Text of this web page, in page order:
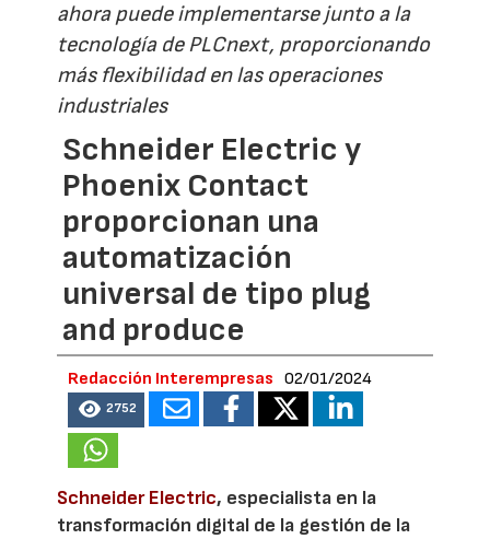
ahora puede implementarse junto a la
tecnología de PLCnext, proporcionando
más flexibilidad en las operaciones
industriales
Schneider Electric y
Phoenix Contact
proporcionan una
automatización
universal de tipo plug
and produce
Redacción Interempresas 02/01/2024
2752
Schneider Electric, especialista en la
transformación digital de la gestión de la